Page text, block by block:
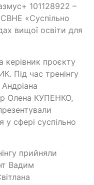
101128922 –
«Суспільно
вищої освіти для
керівник проєкту
Під час тренінгу
Олена КУПЕНКО,
сфері суспільно
прийняли
Вадим